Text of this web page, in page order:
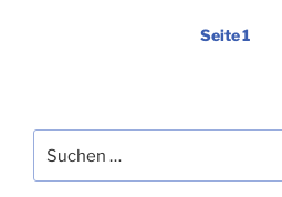
Seitennummerierung
Seite1
nach: